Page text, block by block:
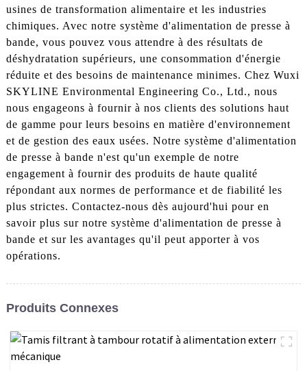
usines de transformation alimentaire et les industries
chimiques. Avec notre système d'alimentation de presse à
bande, vous pouvez vous attendre à des résultats de
déshydratation supérieurs, une consommation d'énergie
réduite et des besoins de maintenance minimes. Chez Wuxi
SKYLINE Environmental Engineering Co., Ltd., nous
nous engageons à fournir à nos clients des solutions haut
de gamme pour leurs besoins en matière d'environnement
et de gestion des eaux usées. Notre système d'alimentation
de presse à bande n'est qu'un exemple de notre
engagement à fournir des produits de haute qualité
répondant aux normes de performance et de fiabilité les
plus strictes. Contactez-nous dès aujourd'hui pour en
savoir plus sur notre système d'alimentation de presse à
bande et sur les avantages qu'il peut apporter à vos
opérations.
Produits Connexes